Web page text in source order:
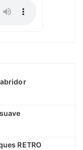
abridor
RETRO